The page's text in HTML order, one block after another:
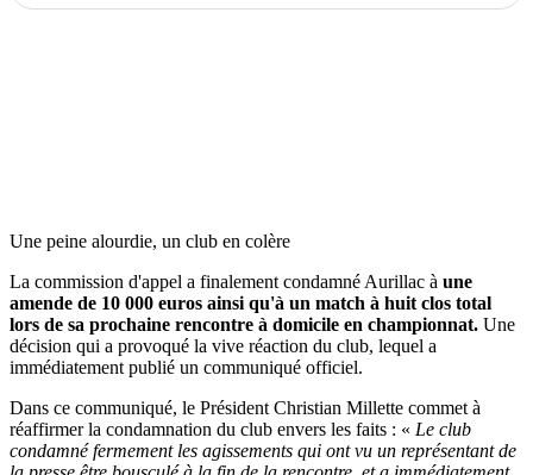
Une peine alourdie, un club en colère
La commission d'appel a finalement condamné Aurillac à une
amende de 10 000 euros ainsi qu'à un match à huit clos total
lors de sa prochaine rencontre à domicile en championnat. Une
décision qui a provoqué la vive réaction du club, lequel a
immédiatement publié un communiqué officiel.
Dans ce communiqué, le Président Christian Millette commet à
réaffirmer la condamnation du club envers les faits : « Le club
condamné fermement les agissements qui ont vu un représentant de